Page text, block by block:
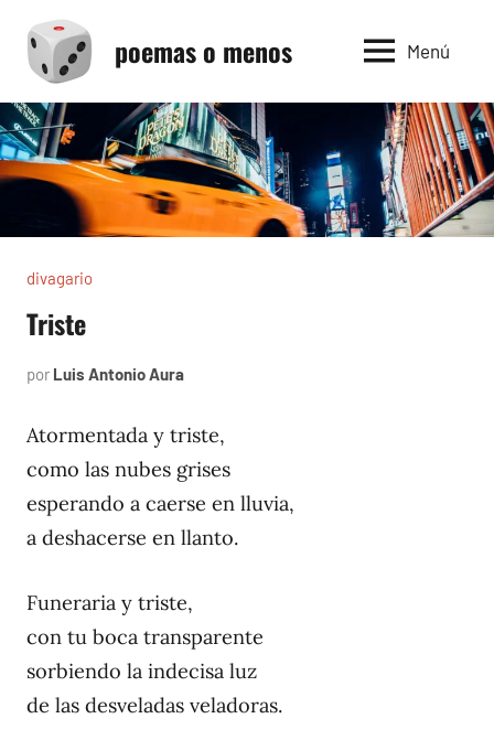
contenido
poemas o menos Menú
divagario
Triste
por Luis Antonio Aura
1996
Atormentada y triste,
como las nubes grises
esperando a caerse en lluvia,
a deshacerse en llanto.
Funeraria y triste,
con tu boca transparente
sorbiendo la indecisa luz
de las desveladas veladoras.